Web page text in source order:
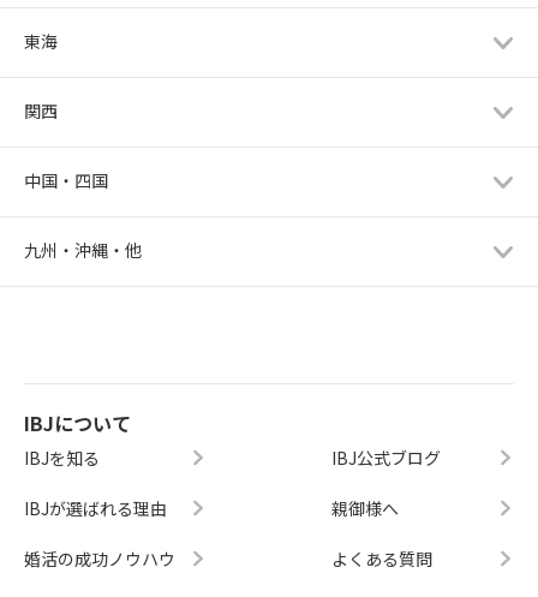
東海
関西
中国・四国
九州・沖縄・他
IBJについて
IBJを知る
IBJが選ばれる理由
婚活の成功ノウハウ
IBJ公式ブログ
親御様へ
よくある質問